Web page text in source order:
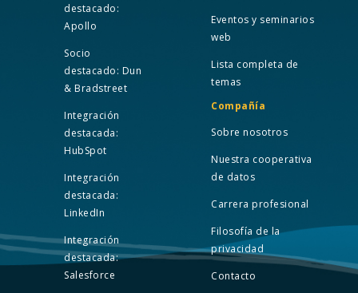
destacado:
Apollo
Socio
destacado: Dun
& Bradstreet
Integración
destacada:
HubSpot
Integración
destacada:
LinkedIn
Integración
destacada:
Salesforce
Eventos y seminarios
web
Lista completa de
temas
Compañía
Sobre nosotros
Nuestra cooperativa
de datos
Carrera profesional
Filosofía de la
privacidad
Contacto